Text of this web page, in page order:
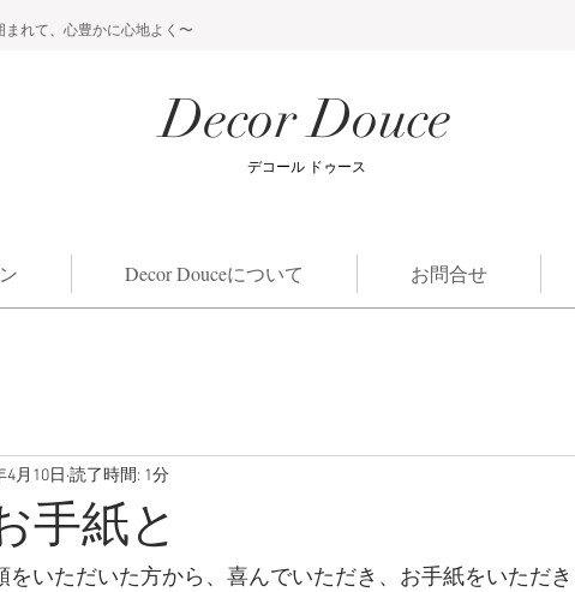
れて、心豊かに心地よく〜
Decor Douce
​デコール ドゥース
Decor Douceについて お問合せ
手紙と
4月10日 読了時間: 1分
をいただいた方から、喜んでいただき、お手紙をいただ